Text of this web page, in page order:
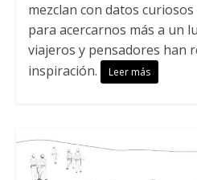
mezclan con datos
para acercarnos más a un
viajeros y pensadores han
inspiración.
Leer más